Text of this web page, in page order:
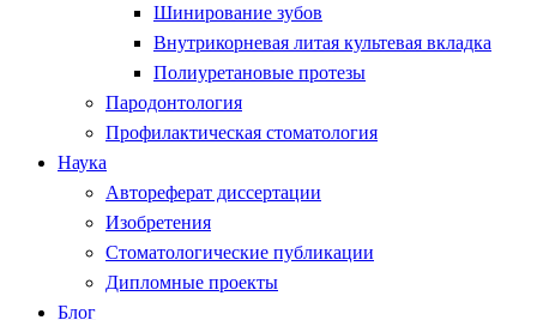
Шинирование зубов
Внутрикорневая литая культевая вкладка
Полиуретановые протезы
Пародонтология
Профилактическая стоматология
Наука
Автореферат диссертации
Изобретения
Стоматологические публикации
Дипломные проекты
Блог